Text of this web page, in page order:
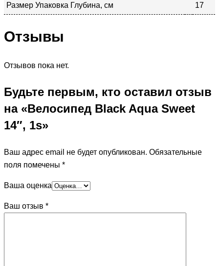
Размер Упаковка Глубина, см 17
Отзывы
Отзывов пока нет.
Будьте первым, кто оставил отзыв
на «Велосипед Black Aqua Sweet
14″, 1s»
Ваш адрес email не будет опубликован. Обязательные
поля помечены *
Ваша оценка
Ваш отзыв *